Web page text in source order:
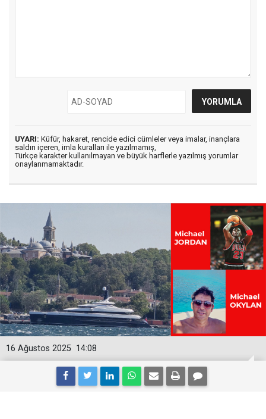
UYARI: Küfür, hakaret, rencide edici cümleler veya imalar, inançlara
saldırı içeren, imla kuralları ile yazılmamış,
Türkçe karakter kullanılmayan ve büyük harflerle yazılmış yorumlar
onaylanmamaktadır.
14:08
16 Ağustos 2025